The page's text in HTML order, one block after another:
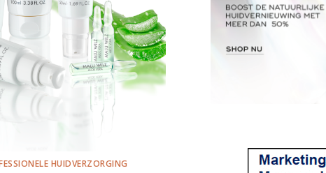
HUIDVERZORGING